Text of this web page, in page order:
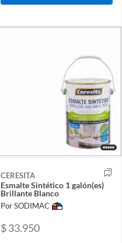
CERESITA
Esmalte Sintético 1 galón(es)
Brillante Blanco
Por SODIMAC
$ 33.950